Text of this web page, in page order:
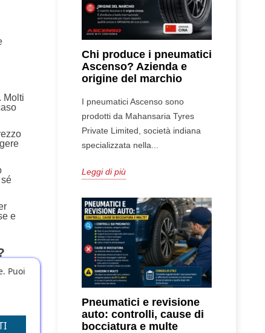
. Molti
e
Chi produce i pneumatici
Ascenso? Azienda e
origine del marchio
I pneumatici Ascenso sono
prodotti da Mahansaria Tyres
Private Limited, società indiana
specializzata nella...
Leggi di più
Pneumatici e revisione
auto: controlli, cause di
bocciatura e multe
Puoi